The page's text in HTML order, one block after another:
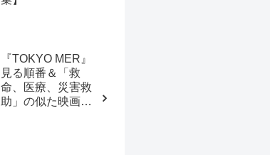
『TOKYO MER』
見る順番＆「救
命、医療、災害救
助」の似た映画ド